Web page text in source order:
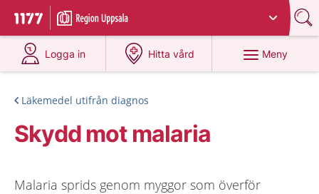
Till startsidan för 1177
Du har valt region
Logga in
på 1177.se
Hitta vård
på 1177.se
Meny
Läkemedel utifrån diagnos
Skydd mot malaria
Malaria sprids genom myggor som överför